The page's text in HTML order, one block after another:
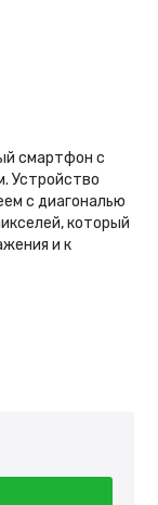
смартфон с
Устройство
с диагональю
который
и к